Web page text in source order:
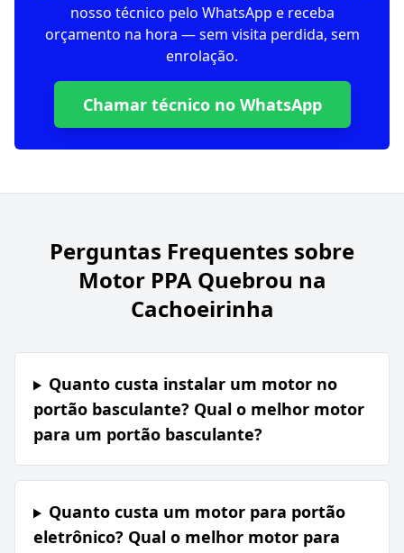
nosso técnico pelo WhatsApp e receba
orçamento na hora — sem visita perdida, sem
enrolação.
Chamar técnico no WhatsApp
Perguntas Frequentes sobre
Motor PPA Quebrou na
Cachoeirinha
Quanto custa instalar um motor no
portão basculante? Qual o melhor motor
para um portão basculante?
Quanto custa um motor para portão
eletrônico? Qual o melhor motor para